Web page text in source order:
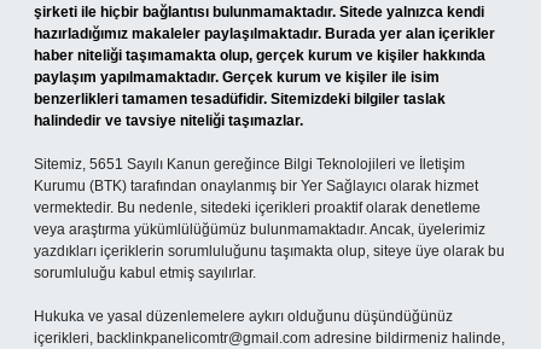
şirketi ile hiçbir bağlantısı bulunmamaktadır. Sitede yalnızca kendi
hazırladığımız makaleler paylaşılmaktadır. Burada yer alan içerikler
haber niteliği taşımamakta olup, gerçek kurum ve kişiler hakkında
paylaşım yapılmamaktadır. Gerçek kurum ve kişiler ile isim
benzerlikleri tamamen tesadüfidir. Sitemizdeki bilgiler taslak
halindedir ve tavsiye niteliği taşımazlar.
Sitemiz, 5651 Sayılı Kanun gereğince Bilgi Teknolojileri ve İletişim
Kurumu (BTK) tarafından onaylanmış bir Yer Sağlayıcı olarak hizmet
vermektedir. Bu nedenle, sitedeki içerikleri proaktif olarak denetleme
veya araştırma yükümlülüğümüz bulunmamaktadır. Ancak, üyelerimiz
yazdıkları içeriklerin sorumluluğunu taşımakta olup, siteye üye olarak bu
sorumluluğu kabul etmiş sayılırlar.
Hukuka ve yasal düzenlemelere aykırı olduğunu düşündüğünüz
içerikleri, backlinkpanelicomtr@gmail.com adresine bildirmeniz halinde,